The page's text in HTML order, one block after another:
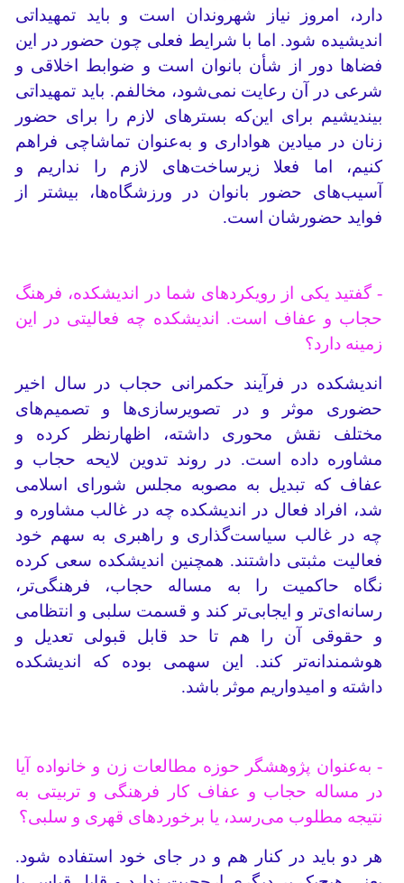
دارد، امروز نیاز شهروندان است و باید تمهیداتی
اندیشیده شود. اما با شرایط فعلی چون حضور در این
فضاها دور از شأن بانوان است و ضوابط اخلاقی و
شرعی در آن رعایت نمی‌شود، مخالفم. باید تمهیداتی
بیندیشیم برای این‌که بسترهای لازم را برای حضور
زنان در میادین هواداری و به‌عنوان تماشاچی فراهم
کنیم، اما فعلا زیرساخت‌های لازم را نداریم و
آسیب‌های حضور بانوان در ورزشگاه‌ها، بیشتر از
فواید حضورشان است.
- گفتید یکی از رویکردهای شما در اندیشکده، فرهنگ
حجاب و عفاف است. اندیشکده چه فعالیتی در این
زمینه دارد؟
اندیشکده در فرآیند حکمرانی حجاب در سال اخیر
حضوری موثر و در تصویرسازی‌ها و تصمیم‌های
مختلف نقش محوری داشته، اظهارنظر کرده و
مشاوره داده است. در روند تدوین لایحه حجاب و
عفاف که تبدیل به مصوبه مجلس شورای اسلامی
شد، افراد فعال در اندیشکده چه در غالب مشاوره و
چه در غالب سیاست‌گذاری و راهبری به سهم خود
فعالیت مثبتی داشتند. همچنین اندیشکده سعی کرده
نگاه حاکمیت را به مساله حجاب، فرهنگی‌تر،
رسانه‌ای‌تر و ایجابی‌تر کند و قسمت سلبی و انتظامی
و حقوقی آن را هم تا حد قابل قبولی تعدیل و
هوشمندانه‌تر کند. این سهمی بوده که اندیشکده
داشته و امیدواریم موثر باشد.
- به‌عنوان پژوهشگر حوزه مطالعات زن و خانواده آیا
در مساله حجاب و عفاف کار فرهنگی و تربیتی به
نتیجه مطلوب می‌رسد، یا برخوردهای قهری و سلبی؟
هر دو باید در کنار هم و در جای خود استفاده شود.